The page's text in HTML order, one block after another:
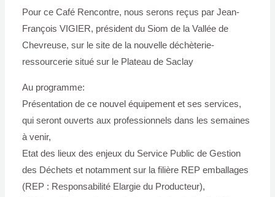
Pour ce Café Rencontre, nous serons reçus par Jean-
François VIGIER, président du Siom de la Vallée de
Chevreuse, sur le site de la nouvelle déchèterie-
ressourcerie situé sur le Plateau de Saclay
Au programme:
Présentation de ce nouvel équipement et ses services,
qui seront ouverts aux professionnels dans les semaines
à venir,
Etat des lieux des enjeux du Service Public de Gestion
des Déchets et notamment sur la filière REP emballages
(REP : Responsabilité Elargie du Producteur),